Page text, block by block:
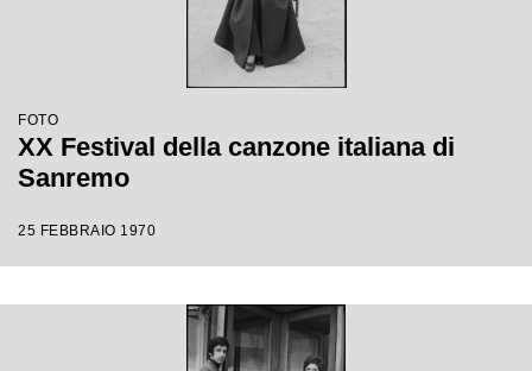
FOTO
XX Festival della canzone italiana di
Sanremo
25 FEBBRAIO 1970